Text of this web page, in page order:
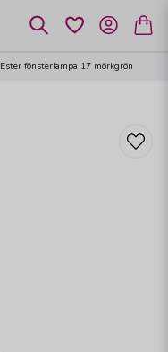
Ester fönsterlampa 17 mörkgrön